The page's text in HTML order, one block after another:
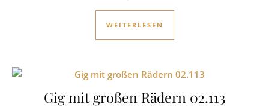
WEITERLESEN
Gig mit großen Rädern 02.113